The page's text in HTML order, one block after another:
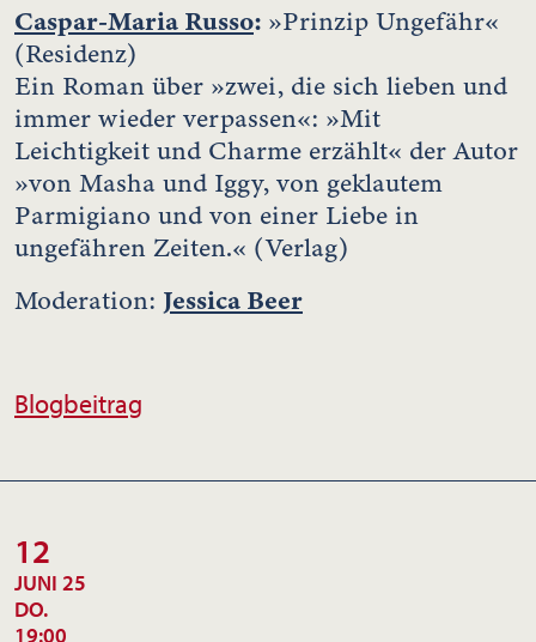
Caspar-Maria Russo: »Prinzip Ungefähr«
(Residenz)
Ein Roman über »zwei, die sich lieben und
immer wieder verpassen«: »Mit
Leichtigkeit und Charme erzählt« der Autor
»von Masha und Iggy, von geklautem
Parmigiano und von einer Liebe in
ungefähren Zeiten.« (Verlag)
Moderation: Jessica Beer
Blogbeitrag
12
JUNI 25
DO.
19:00